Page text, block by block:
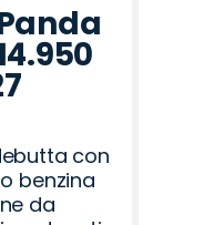
con
benzina
da